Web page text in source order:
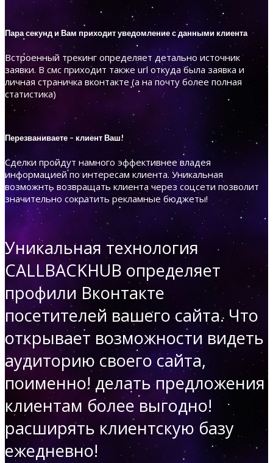
Пара секунд и Вам приходит уведомление с данными клиента
Встроенный трекинг определяет детально источник
заявки. В смс приходит также url откуда была заявка и
личная страничка вконтакте (а на почту более полная
статистика)
Перезваниваете – клиент Ваш!
Сделки пройдут намного эффективнее владея
информацией по интересам клиента. Уникальная
возможнть возвращать клиента через соцсети позволит
значительно сократить рекламные бюджеты!
Уникальная технология
CALLBACKHUB определяет
профили Вконтакте
посетителей вашего сайта. Что
открывает возможности видеть
аудиторию своего сайта,
поименно! делать предложения
клиентам более выгодно!
расширять клиентскую базу
ежедневно!